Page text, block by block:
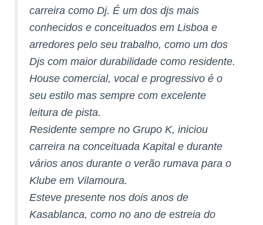
carreira como Dj. É um dos djs mais
conhecidos e conceituados em Lisboa e
arredores pelo seu trabalho, como um dos
Djs com maior durabilidade como residente.
House comercial, vocal e progressivo é o
seu estilo mas sempre com excelente
leitura de pista.
Residente sempre no Grupo K, iniciou
carreira na conceituada Kapital e durante
vários anos durante o verão rumava para o
Klube em Vilamoura.
Esteve presente nos dois anos de
Kasablanca, como no ano de estreia do